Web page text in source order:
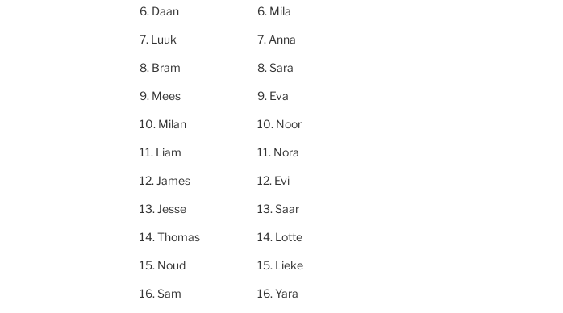
Daan
Luuk
Bram
Mees
Milan
Liam
James
Jesse
Thomas
Noud
Sam
Mila
Anna
Sara
Eva
Noor
Nora
Evi
Saar
Lotte
Lieke
Yara